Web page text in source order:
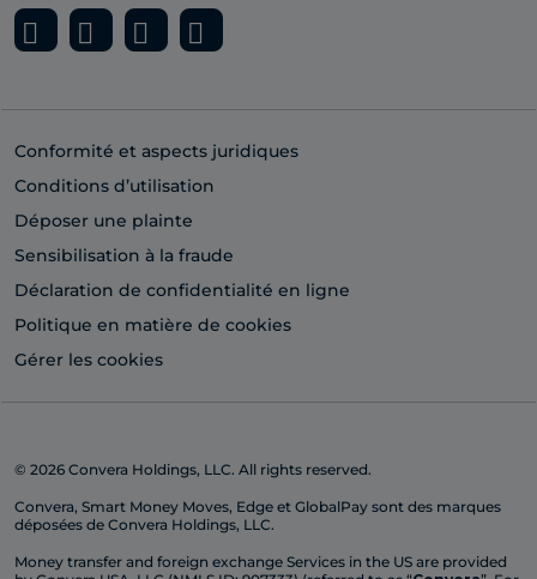
Conformité et aspects juridiques
Conditions d’utilisation
Déposer une plainte
Sensibilisation à la fraude
Déclaration de confidentialité en ligne
Politique en matière de cookies
Gérer les cookies
© 2026 Convera Holdings, LLC. All rights reserved.
Convera, Smart Money Moves, Edge et GlobalPay sont des marques
déposées de Convera Holdings, LLC.
Money transfer and foreign exchange Services in the US are provided